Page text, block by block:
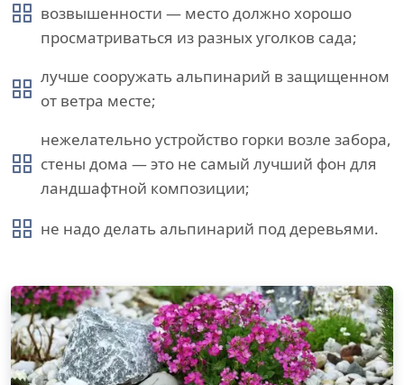
возвышенности — место должно хорошо
просматриваться из разных уголков сада;
лучше сооружать альпинарий в защищенном
от ветра месте;
нежелательно устройство горки возле забора,
стены дома — это не самый лучший фон для
ландшафтной композиции;
не надо делать альпинарий под деревьями.